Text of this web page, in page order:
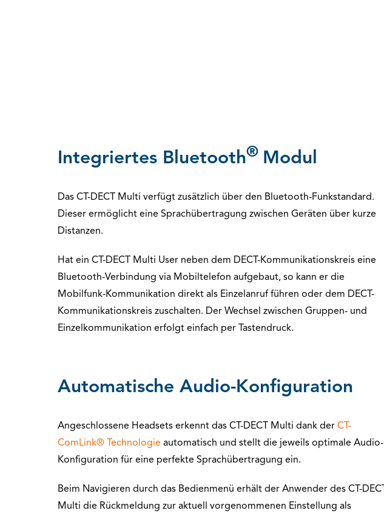
Integriertes Bluetooth® Modul
Das CT-DECT Multi verfügt zusätzlich über den Bluetooth-Funkstandard.
Dieser ermöglicht eine Sprachübertragung zwischen Geräten über kurze
Distanzen.
Hat ein CT-DECT Multi User neben dem DECT-Kommunikationskreis eine
Bluetooth-Verbindung via Mobiltelefon aufgebaut, so kann er die
Mobilfunk-Kommunikation direkt als Einzelanruf führen oder dem DECT-
Kommunikationskreis zuschalten. Der Wechsel zwischen Gruppen- und
Einzelkommunikation erfolgt einfach per Tastendruck.
Automatische Audio-Konfiguration
Angeschlossene Headsets erkennt das CT-DECT Multi dank derCT-
ComLink® Technologie automatisch und stellt die jeweils optimale Audio-
Konfiguration für eine perfekte Sprachübertragung ein.
Beim Navigieren durch das Bedienmenü erhält der Anwender des CT-DECT
Multi die Rückmeldung zur aktuell vorgenommenen Einstellung als